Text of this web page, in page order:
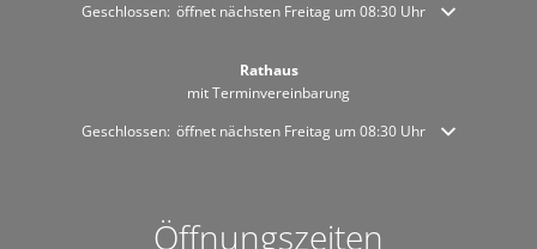
Klicken, um weitere Öffnungs- oder Schließzeiten auszublenden
Geschlossen: öffnet nächsten Freitag um 08:30 Uhr
Rathaus
mit Terminvereinbarung
Klicken, um weitere Öffnungs- oder Schließzeiten auszublenden
Geschlossen: öffnet nächsten Freitag um 08:30 Uhr
Öffnungszeiten